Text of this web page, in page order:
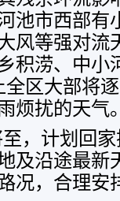
池市西部有
风等强对流
积涝、中小
全区大部将
烦扰的天气
，计划回
及沿途最新
况，合理安